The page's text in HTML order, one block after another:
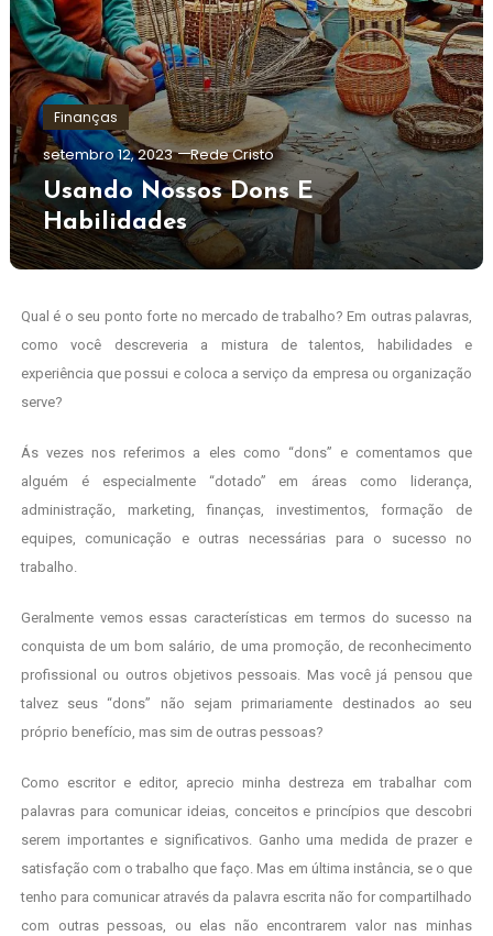
Finanças
setembro 12, 2023 Rede Cristo
Usando Nossos Dons E
Habilidades
Qual é o seu ponto forte no mercado de trabalho? Em outras palavras,
como você descreveria a mistura de talentos, habilidades e
experiência que possui e coloca a serviço da empresa ou organização
serve?
Ás vezes nos referimos a eles como “dons” e comentamos que
alguém é especialmente “dotado” em áreas como liderança,
administração, marketing, finanças, investimentos, formação de
equipes, comunicação e outras necessárias para o sucesso no
trabalho.
Geralmente vemos essas características em termos do sucesso na
conquista de um bom salário, de uma promoção, de reconhecimento
profissional ou outros objetivos pessoais. Mas você já pensou que
talvez seus “dons” não sejam primariamente destinados ao seu
próprio benefício, mas sim de outras pessoas?
Como escritor e editor, aprecio minha destreza em trabalhar com
palavras para comunicar ideias, conceitos e princípios que descobri
serem importantes e significativos. Ganho uma medida de prazer e
satisfação com o trabalho que faço. Mas em última instância, se o que
tenho para comunicar através da palavra escrita não for compartilhado
com outras pessoas, ou elas não encontrarem valor nas minhas